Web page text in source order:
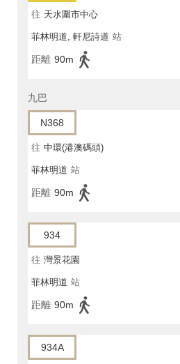
往 天水圍市中心
菲林明道, 軒尼詩道 站
距離 90m
九巴
N368
往 中環(港澳碼頭)
菲林明道 站
距離 90m
934
往 灣景花園
菲林明道 站
距離 90m
934A